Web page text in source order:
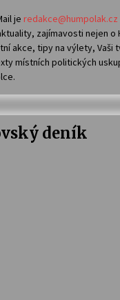
je redakce@humpolak.cz
zajímavosti nejen o
akce, tipy na výlety, Vaši
místních politických
deník